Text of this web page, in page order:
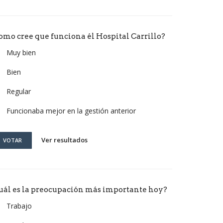
cree que funciona él Hospital Carrillo?
Muy bien
Bien
Regular
Funcionaba mejor en la gestión anterior
VOTAR Ver resultados
es la preocupación más importante hoy?
Trabajo